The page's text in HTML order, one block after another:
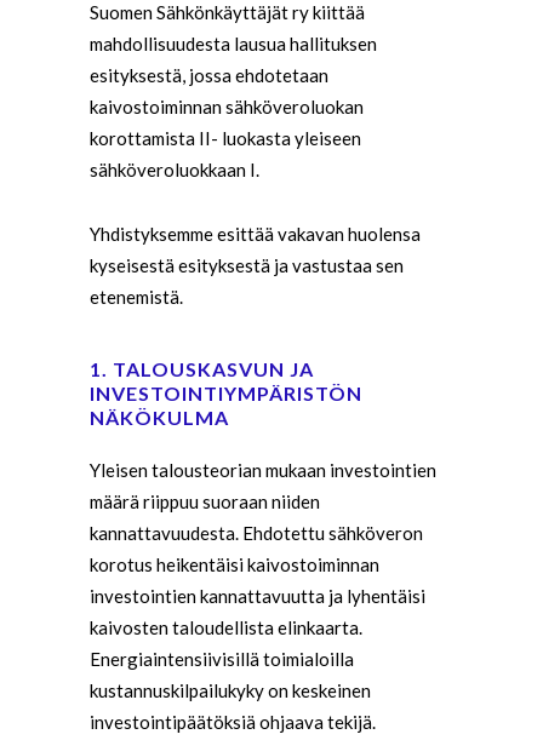
Suomen Sähkönkäyttäjät ry kiittää
mahdollisuudesta lausua hallituksen
esityksestä, jossa ehdotetaan
kaivostoiminnan sähköveroluokan
korottamista II- luokasta yleiseen
sähköveroluokkaan I.
Yhdistyksemme esittää vakavan huolensa
kyseisestä esityksestä ja vastustaa sen
etenemistä.
1. TALOUSKASVUN JA
INVESTOINTIYMPÄRISTÖN
NÄKÖKULMA
Yleisen talousteorian mukaan investointien
määrä riippuu suoraan niiden
kannattavuudesta. Ehdotettu sähköveron
korotus heikentäisi kaivostoiminnan
investointien kannattavuutta ja lyhentäisi
kaivosten taloudellista elinkaarta.
Energiaintensiivisillä toimialoilla
kustannuskilpailukyky on keskeinen
investointipäätöksiä ohjaava tekijä.